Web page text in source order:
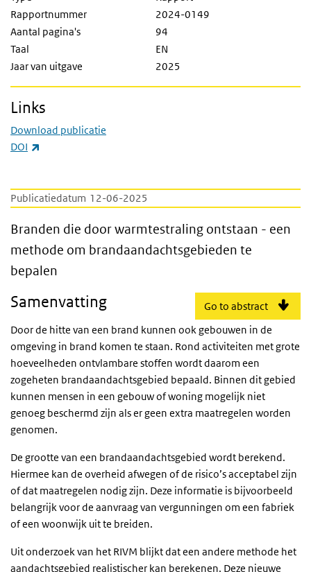
Publicatiedatum 12-06-2025
Branden die door warmtestraling
Branden die door warmtestraling ontstaan - een
methode om brandaandachtsgebieden te
bepalen
Go to abstract
Samenvatting
Door de hitte van een brand kunnen ook gebouwen in de
omgeving in brand komen te staan. Rond activiteiten met grote
hoeveelheden ontvlambare stoffen wordt daarom een
zogeheten brandaandachtsgebied bepaald. Binnen dit gebied
kunnen mensen in een gebouw of woning mogelijk niet
genoeg beschermd zijn als er geen extra maatregelen worden
genomen.
De grootte van een brandaandachtsgebied wordt berekend.
Hiermee kan de overheid afwegen of de risico’s acceptabel zijn
of dat maatregelen nodig zijn. Deze informatie is bijvoorbeeld
belangrijk voor de aanvraag van vergunningen om een fabriek
of een woonwijk uit te breiden.
Uit onderzoek van het RIVM blijkt dat een andere methode het
aandachtsgebied realistischer kan berekenen. Deze nieuwe
Rapportnummer
2024-0149
Aantal pagina's
94
Taal
EN
Jaar van uitgave
2025
Links
Download publicatie
DOI